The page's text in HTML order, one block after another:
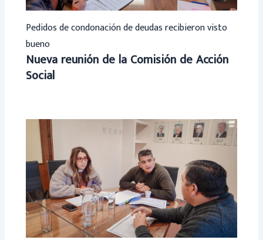
Pedidos de condonación de deudas recibieron visto
bueno
Nueva reunión de la Comisión de Acción
Social